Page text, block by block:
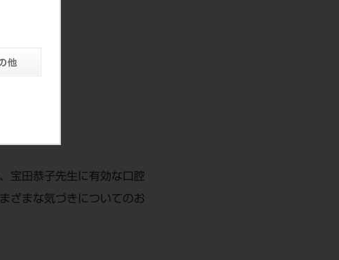
宝田恭子先生に有効な口腔
ざまな気づきについてのお